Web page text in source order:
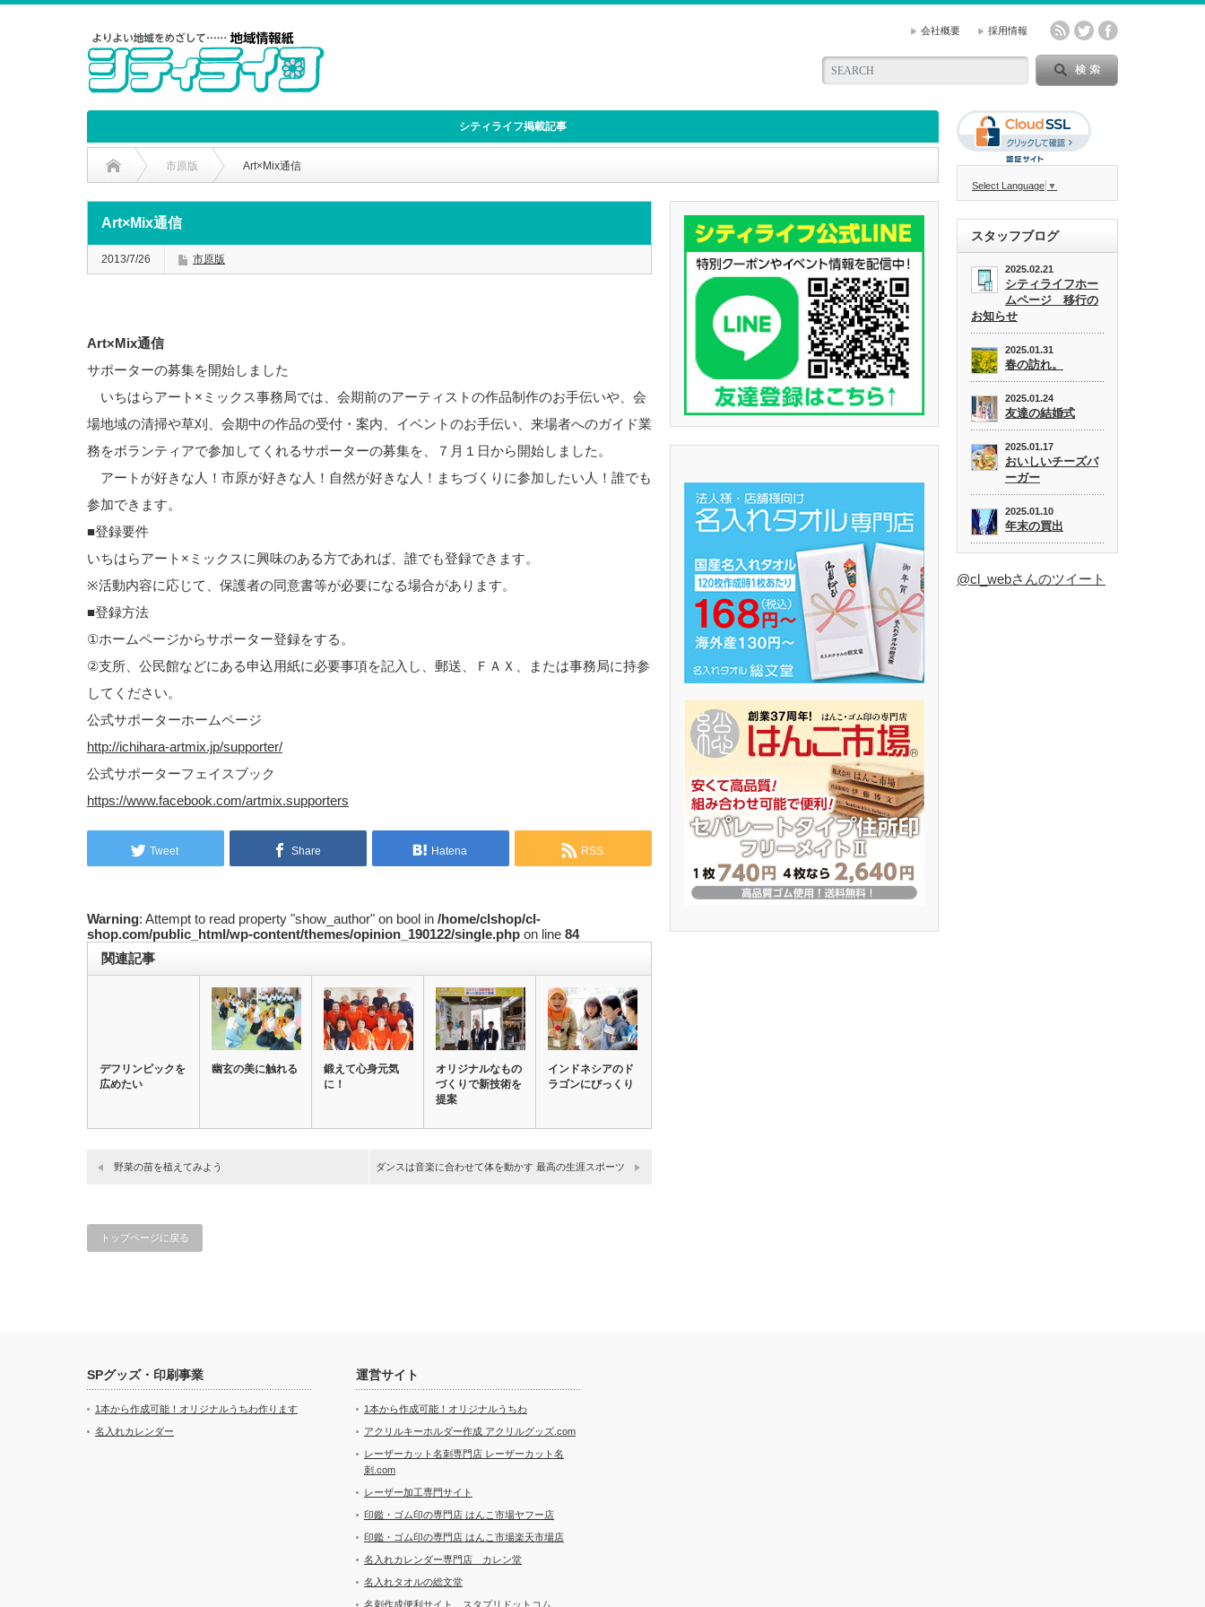
会社概要 採用情報
シティライフ掲載記事
市原版 Art×Mix通信
Art×Mix通信
2013/7/26 市原版
Art×Mix通信
サポーターの募集を開始しました
いちはらアート×ミックス事務局では、会期前のアーティストの作品制作のお手伝いや、会
場地域の清掃や草刈、会期中の作品の受付・案内、イベントのお手伝い、来場者へのガイド業
務をボランティアで参加してくれるサポーターの募集を、７月１日から開始しました。
アートが好きな人！市原が好きな人！自然が好きな人！まちづくりに参加したい人！誰でも
参加できます。
■登録要件
いちはらアート×ミックスに興味のある方であれば、誰でも登録できます。
※活動内容に応じて、保護者の同意書等が必要になる場合があります。
■登録方法
①ホームページからサポーター登録をする。
②支所、公民館などにある申込用紙に必要事項を記入し、郵送、ＦＡＸ、または事務局に持参
してください。
公式サポーターホームページ
http://ichihara-artmix.jp/supporter/
公式サポーターフェイスブック
https://www.facebook.com/artmix.supporters
Tweet Share Hatena RSS
Warning: Attempt to read property "show_author" on bool in /home/clshop/cl-
shop.com/public_html/wp-content/themes/opinion_190122/single.php on line 84
関連記事
デフリンピックを
広めたい
幽玄の美に触れる
鍛えて心身元気
に！
オリジナルなもの
づくりで新技術を
提案
インドネシアのド
ラゴンにびっくり
野菜の苗を植えてみよう ダンスは音楽に合わせて体を動かす 最高の生涯スポーツ
トップページに戻る
Select Language ▼
スタッフブログ
2025.02.21
シティライフホー
ムページ 移行の
お知らせ
2025.01.31
春の訪れ。
2025.01.24
友達の結婚式
2025.01.17
おいしいチーズバ
ーガー
2025.01.10
年末の買出
@cl_webさんのツイート
SPグッズ・印刷事業
1本から作成可能！オリジナルうちわ作ります
名入れカレンダー
運営サイト
1本から作成可能！オリジナルうちわ
アクリルキーホルダー作成 アクリルグッズ.com
レーザーカット名刺専門店 レーザーカット名
刺.com
レーザー加工専門サイト
印鑑・ゴム印の専門店 はんこ市場ヤフー店
印鑑・ゴム印の専門店 はんこ市場楽天市場店
名入れカレンダー専門店 カレン堂
名入れタオルの総文堂
名刺作成便利サイト スタプリドットコム